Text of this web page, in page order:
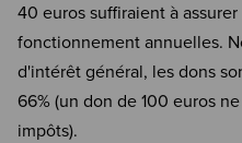
40 euros suffiraient à
fonctionnement annuelles.
d'intérêt général, les dons
66% (un don de 100 euros
impôts).